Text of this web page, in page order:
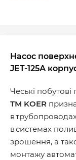
Насос
JET-125А
Чеські
ТМ KOER
в
в системах
зрошення, а
монтажу